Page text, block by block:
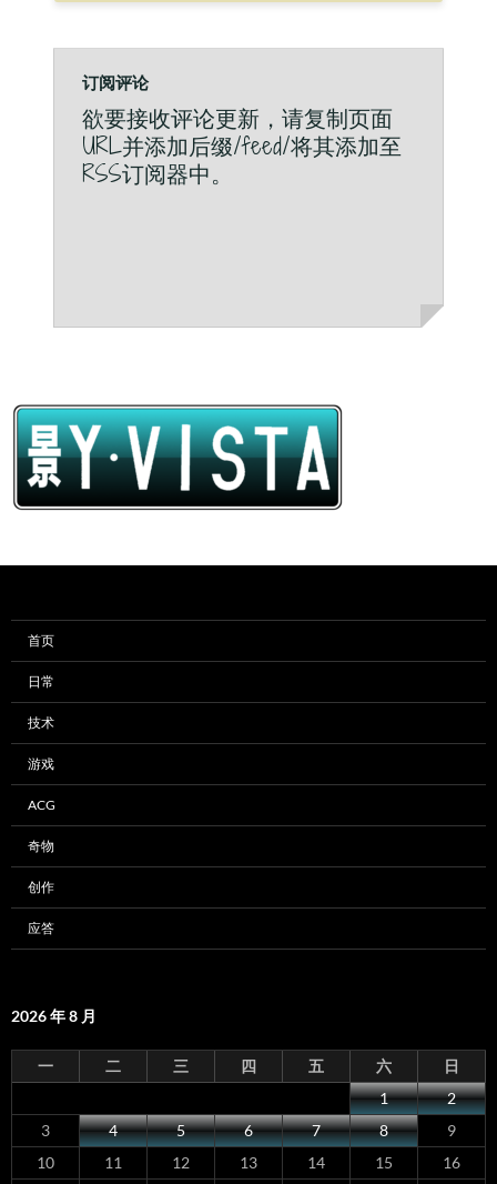
订阅评论
欲要接收评论更新，请复制页面
URL并添加后缀/feed/将其添加至
RSS订阅器中。
首页
日常
技术
游戏
ACG
奇物
创作
应答
2026 年 8 月
一 二 三 四 五 六
日
1
2
3
4 5 6 7 8
9
10
11 12 13 14 15
16